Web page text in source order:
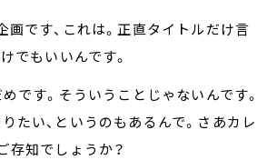
画です、これは。正直タイトルだけ言
でもいいんです。
めです。そういうことじゃないんです。
たい、というのもあるんで。さあカレ
存知でしょうか？